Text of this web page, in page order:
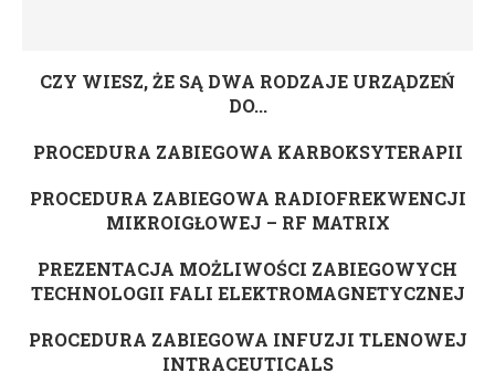
CZY WIESZ, ŻE SĄ DWA RODZAJE URZĄDZEŃ
DO...
PROCEDURA ZABIEGOWA KARBOKSYTERAPII
PROCEDURA ZABIEGOWA RADIOFREKWENCJI
MIKROIGŁOWEJ – RF MATRIX
PREZENTACJA MOŻLIWOŚCI ZABIEGOWYCH
TECHNOLOGII FALI ELEKTROMAGNETYCZNEJ
PROCEDURA ZABIEGOWA INFUZJI TLENOWEJ
INTRACEUTICALS